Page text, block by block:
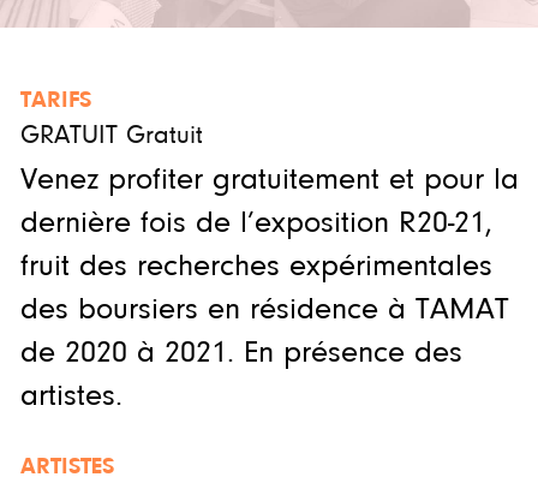
TARIFS
GRATUIT Gratuit
Venez profiter gratuitement et pour la
dernière fois de l’exposition R20-21,
fruit des recherches expérimentales
des boursiers en résidence à TAMAT
de 2020 à 2021. En présence des
artistes.
ARTISTES